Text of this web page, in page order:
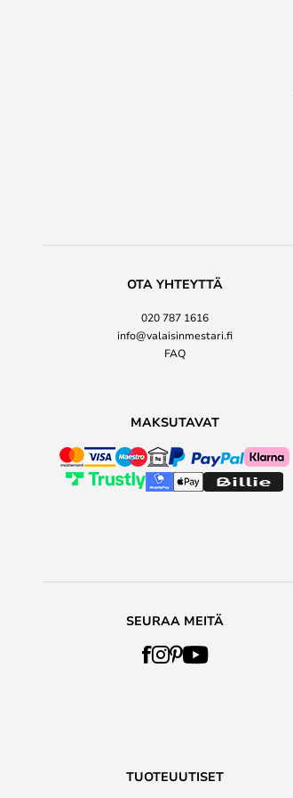
OTA YHTEYTTÄ
020 787 1616
info@valaisinmestari.fi
FAQ
MAKSUTAVAT
SEURAA MEITÄ
TUOTEUUTISET